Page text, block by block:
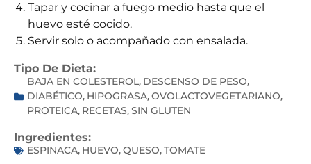
Tapar y cocinar a fuego medio hasta que el
huevo esté cocido.
Servir solo o acompañado con ensalada.
Tipo De Dieta:
BAJA EN COLESTEROL, DESCENSO DE PESO,
DIABÉTICO, HIPOGRASA,OVOLACTOVEGETARIANO,
PROTEICA, RECETAS,SIN GLUTEN
Ingredientes:
ESPINACA, HUEVO,QUESO,TOMATE